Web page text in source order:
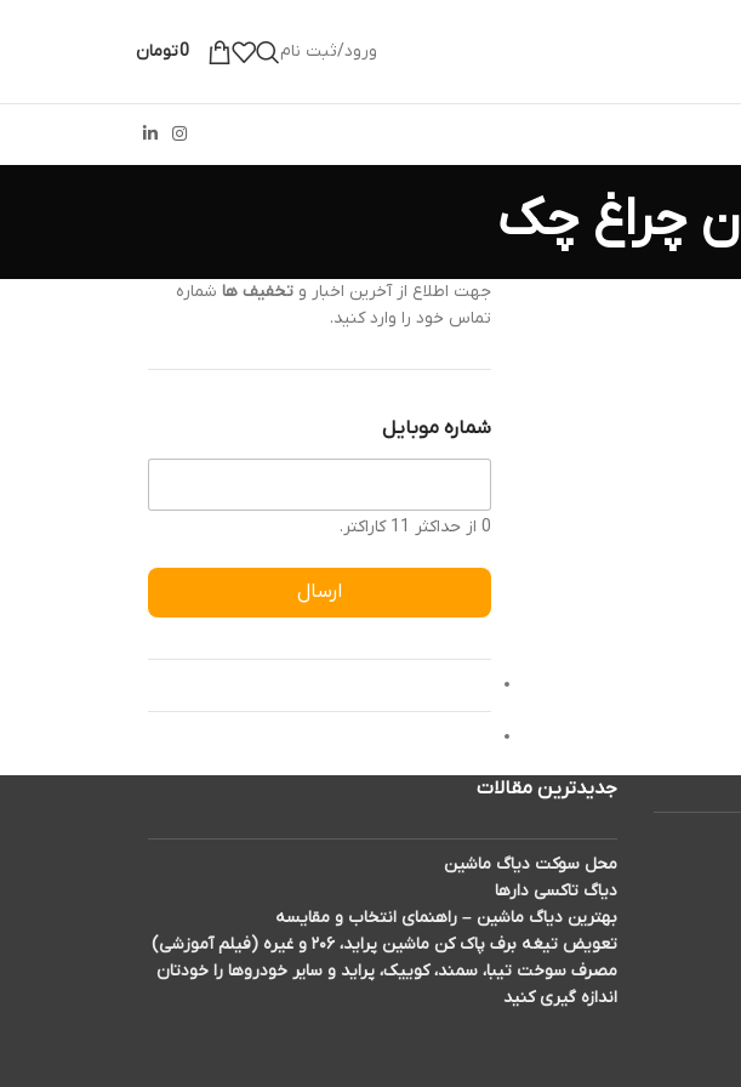
ورود/ثبت نام 0تومان
جهت اطلاع از آخرین اخبار و تخفیف ها شماره
تماس خود را وارد کنید.
شماره موبایل
0 از حداکثر 11 کاراکتر.
ارسال
جدیدترین مقالات
محل سوکت دیاگ ماشین
دیاگ تاکسی دارها
بهترین دیاگ ماشین – راهنمای انتخاب و مقایسه
تعویض تیغه برف پاک کن ماشین پراید، ۲۰۶ و غیره (فیلم آموزشی)
مصرف سوخت تیبا، سمند، کوییک، پراید و سایر خودروها را خودتان
اندازه گیری کنید